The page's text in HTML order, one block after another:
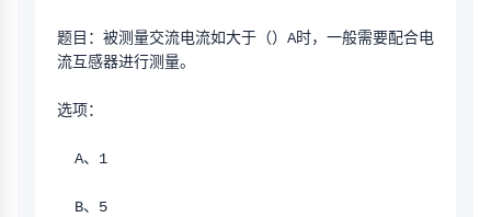
题目：被测量交流电流如大于（）A时，一般需要配合电
流互感器进行测量。
选项：
  A、1
  B、5